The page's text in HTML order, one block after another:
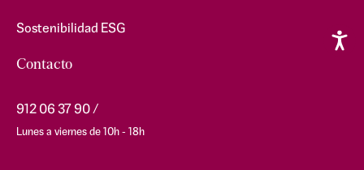
Sostenibilidad ESG
Contacto
912 06 37 90
Lunes a viernes de 10h - 18h